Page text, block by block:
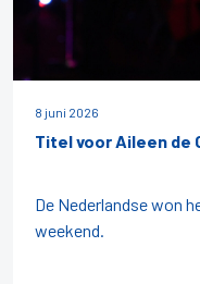
8 juni 2026
Titel voor Aileen de
De Nederlandse won
weekend.